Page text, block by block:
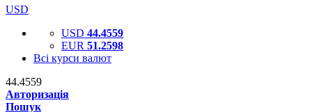
USD
USD 44.4559
EUR 51.2598
Всі курси валют
44.4559
Авторизація
Пошук